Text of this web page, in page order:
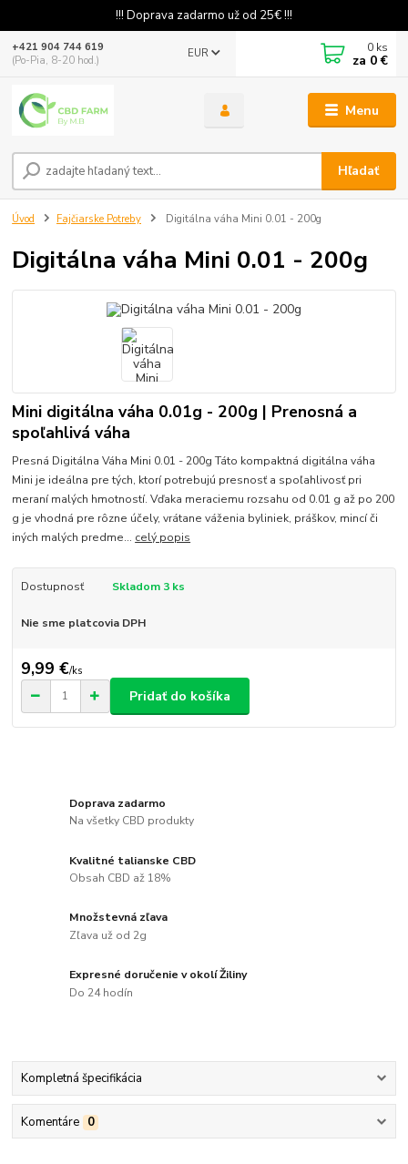
!!! Doprava zadarmo už od 25€ !!!
Menu
EUR
Hľadať
+421 904 744 619
(Po-Pia, 8-20 hod.)
0 ks
za 0 €
Úvod Fajčiarske Potreby Digitálna váha Mini 0.01 - 200g
Digitálna váha Mini 0.01 - 200g
Mini digitálna váha 0.01g - 200g | Prenosná a
spoľahlivá váha
Presná Digitálna Váha Mini 0.01 - 200g Táto kompaktná digitálna váha
Mini je ideálna pre tých, ktorí potrebujú presnosť a spoľahlivosť pri
meraní malých hmotností. Vďaka meraciemu rozsahu od 0.01 g až po 200
g je vhodná pre rôzne účely, vrátane váženia byliniek, práškov, mincí či
iných malých predme... celý popis
Dostupnosť Skladom 3 ks
Nie sme platcovia DPH
9,99 €/ks
Pridať do košíka
Doprava zadarmo
Na všetky CBD produkty
Kvalitné talianske CBD
Obsah CBD až 18%
Množstevná zľava
Zľava už od 2g
Expresné doručenie v okolí Žiliny
Do 24 hodín
Kompletná špecifikácia
Komentáre 0